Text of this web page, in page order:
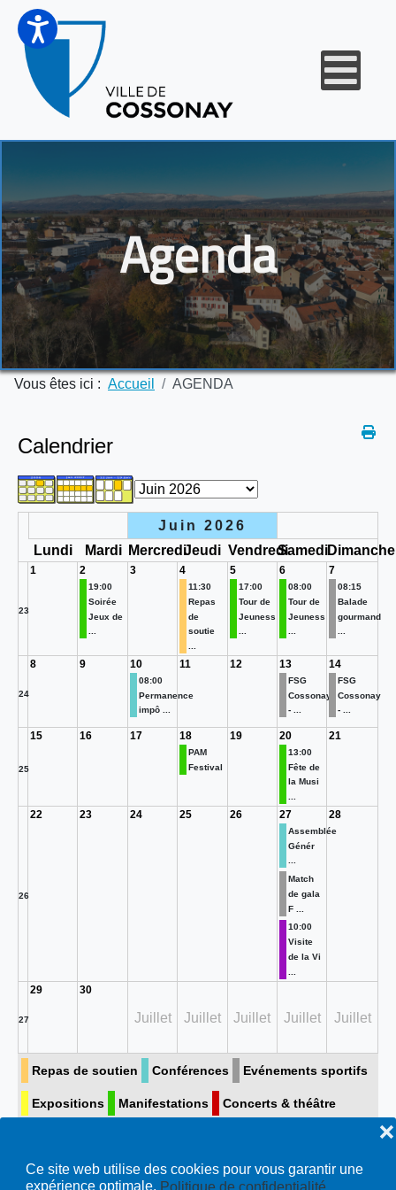
Ce site web utilise des cookies pour vous garantir une
expérience optimale. Politique de confidentialité
❌
Agenda
Vous êtes ici : Accueil AGENDA
Calendrier
Juin 2026
Lundi
Mardi MercrediJeudi VendrediSamediDimanche
23
1 2
19:00
Soirée
Jeux de
...
3 4
11:30
Repas
de
soutie
5
17:00
Tour de
Jeuness
...
6
08:00
Tour de
Jeuness
...
7
08:15
Balade
gourmand
...
24
8 9 10
08:00
Permanence
impô ...
11 12 13
FSG
Cossonay
- ...
14
FSG
Cossonay
- ...
25
15 16 17 18
PAM
Festival
19 20
13:00
Fête de
la Musi
21
26
22 23 24 25 26 27
Assemblée
Génér
...
Match
de gala
F ...
10:00
Visite
de la Vi
28
27
29 30
Juillet Juillet Juillet Juillet Juillet
Repas de soutien Conférences Evénements sportifs
Expositions Manifestations Concerts & théâtre